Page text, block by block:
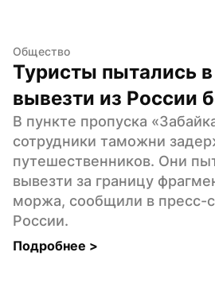
Общество
Туристы пытались в
вывезти из России
В пункте пропуска
сотрудники таможни
путешественников. Они
вывезти за границу
моржа, сообщили в пресс-
России.
Подробнее >